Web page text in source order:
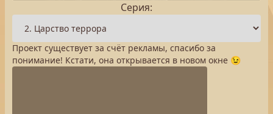
Серия:
Проект существует за счёт рекламы, спасибо за
понимание! Кстати, она открывается в новом окне 😉